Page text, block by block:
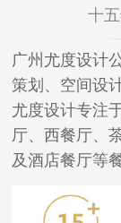
十
广州尤度设计
策划、空间设
尤度设计专注
厅、西餐厅、
及酒店餐厅等